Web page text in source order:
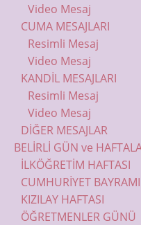
Video Mesaj
CUMA MESAJLARI
Resimli Mesaj
Video Mesaj
KANDİL MESAJLARI
Resimli Mesaj
Video Mesaj
DİĞER MESAJLAR
BELİRLİ GÜN ve
İLKÖĞRETİM HAFTASI
CUMHURİYET BAYRAMI
KIZILAY HAFTASI
ÖĞRETMENLER GÜNÜ